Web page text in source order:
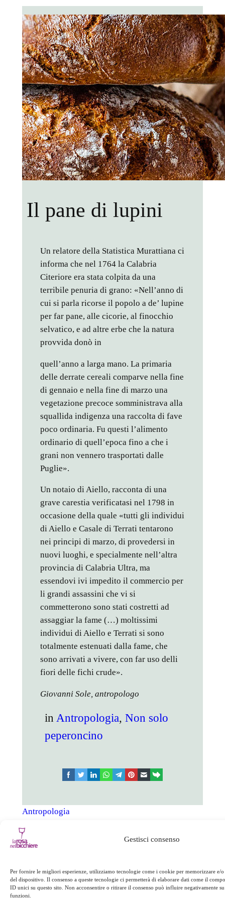
Gestisci consenso
Per fornire le migliori esperienze, utilizziamo tecnologie come i cookie per memorizzare e/
del dispositivo. Il consenso a queste tecnologie ci permetterà di elaborare dati come il
ID unici su questo sito. Non acconsentire o ritirare il consenso può influire negativamente
funzioni.
Il pane di lupini
Un relatore della Statistica Murattiana ci
informa che nel 1764 la Calabria
Citeriore era stata colpita da una
terribile penuria di grano: «Nell’anno di
cui si parla ricorse il popolo a de’ lupine
per far pane, alle cicorie, al finocchio
selvatico, e ad altre erbe che la natura
provvida donò in
quell’anno a larga mano. La primaria
delle derrate cereali comparve nella fine
di gennaio e nella fine di marzo una
vegetazione precoce somministrava alla
squallida indigenza una raccolta di fave
poco ordinaria. Fu questi l’alimento
ordinario di quell’epoca fino a che i
grani non vennero trasportati dalle
Puglie».
Un notaio di Aiello, racconta di una
grave carestia verificatasi nel 1798 in
occasione della quale «tutti gli individui
di Aiello e Casale di Terrati tentarono
nei principi di marzo, di provedersi in
nuovi luoghi, e specialmente nell’altra
provincia di Calabria Ultra, ma
essendovi ivi impedito il commercio per
li grandi assassini che vi si
commetterono sono stati costretti ad
assaggiar la fame (…) moltissimi
individui di Aiello e Terrati si sono
totalmente estenuati dalla fame, che
sono arrivati a vivere, con far uso delli
fiori delle fichi crude».
Giovanni Sole, antropologo
in Antropologia, Non solo
peperoncino
facebooktwitterlinkedinwhatsapptelegram
pinterest email link
Antropologia
“orecchie” di Cortale
Cadono le stelle
→